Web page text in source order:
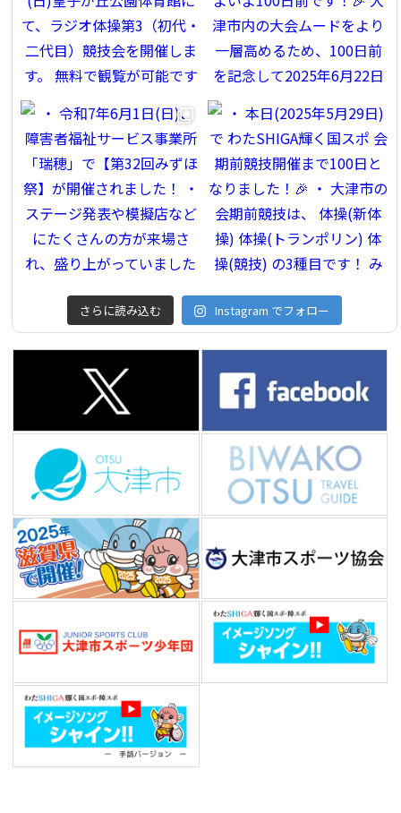
さらに読み込む Instagram でフォロー